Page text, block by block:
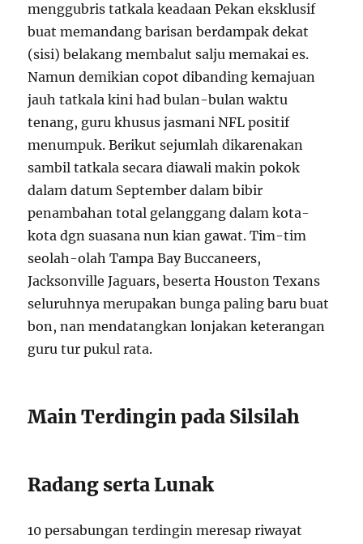
menggubris tatkala keadaan Pekan eksklusif
buat memandang barisan berdampak dekat
(sisi) belakang membalut salju memakai es.
Namun demikian copot dibanding kemajuan
jauh tatkala kini had bulan-bulan waktu
tenang, guru khusus jasmani NFL positif
menumpuk. Berikut sejumlah dikarenakan
sambil tatkala secara diawali makin pokok
dalam datum September dalam bibir
penambahan total gelanggang dalam kota-
kota dgn suasana nun kian gawat. Tim-tim
seolah-olah Tampa Bay Buccaneers,
Jacksonville Jaguars, beserta Houston Texans
seluruhnya merupakan bunga paling baru buat
bon, nan mendatangkan lonjakan keterangan
guru tur pukul rata.
Main Terdingin pada Silsilah
Radang serta Lunak
10 persabungan terdingin meresap riwayat